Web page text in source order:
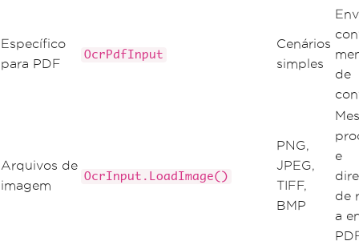
Específico
para PDF
OcrPdfInput
Cenários
simples
de
Arquivos de
imagem
OcrInput.LoadImage()
PNG,
JPEG,
TIFF,
BMP
e
de
a